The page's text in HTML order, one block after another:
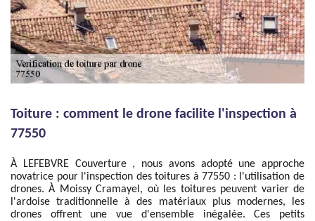
Toiture : comment le drone facilite l'inspection à
77550
À LEFEBVRE Couverture , nous avons adopté une approche
novatrice pour l'inspection des toitures à 77550 : l'utilisation de
drones. À Moissy Cramayel, où les toitures peuvent varier de
l'ardoise traditionnelle à des matériaux plus modernes, les
drones offrent une vue d'ensemble inégalée. Ces petits